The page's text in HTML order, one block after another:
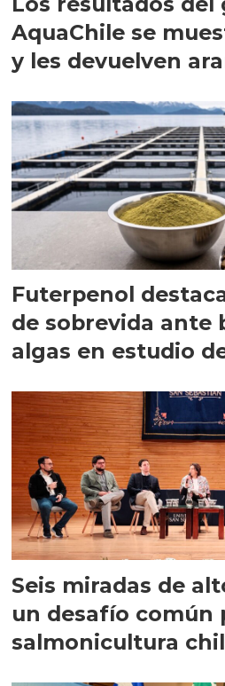
AquaChile se
y les devuelven
Futerpenol
de sobrevida ante
algas en estudio
Seis miradas de
un desafío común
salmonicultura